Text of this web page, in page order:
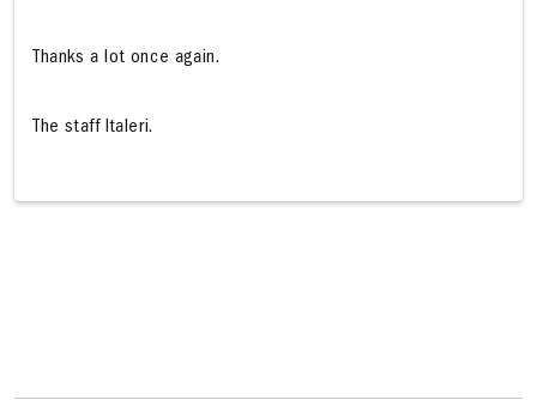
Thanks a lot once again.
The staff Italeri.